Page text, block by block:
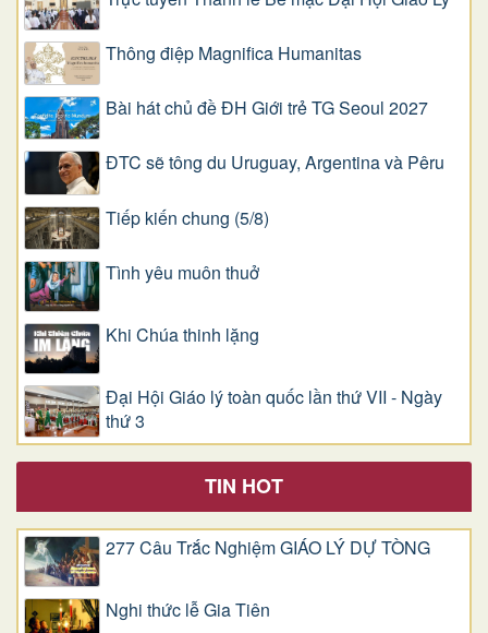
Thông điệp Magnifica Humanitas
Bài hát chủ đề ĐH Giới trẻ TG Seoul 2027
ĐTC sẽ tông du Uruguay, Argentina và Pêru
Tiếp kiến chung (5/8)
Tình yêu muôn thuở
Khi Chúa thinh lặng
Đại Hội Giáo lý toàn quốc lần thứ VII - Ngày
thứ 3
TIN HOT
277 Câu Trắc Nghiệm GIÁO LÝ DỰ TÒNG
Nghi thức lễ Gia Tiên